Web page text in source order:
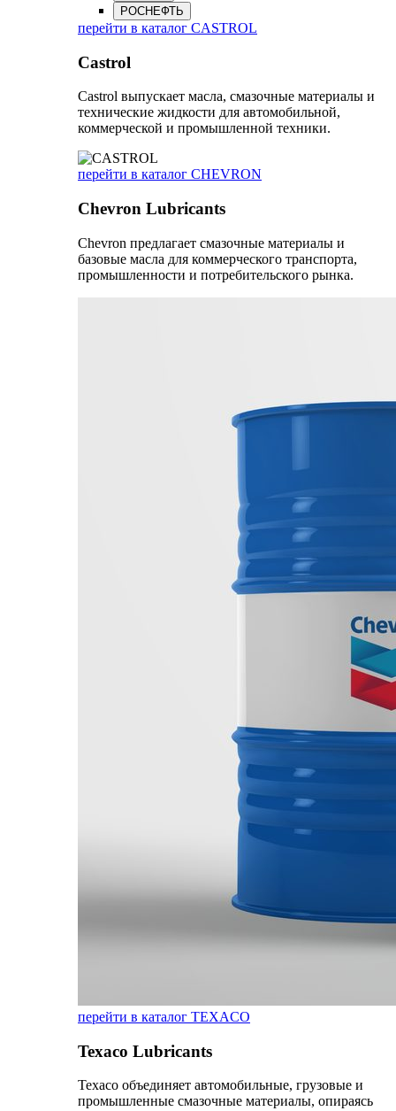
РОСНЕФТЬ
перейти в каталог CASTROL
Castrol
Castrol выпускает масла, смазочные материалы и
технические жидкости для автомобильной,
коммерческой и промышленной техники.
перейти в каталог CHEVRON
Chevron Lubricants
Chevron предлагает смазочные материалы и
базовые масла для коммерческого транспорта,
промышленности и потребительского рынка.
перейти в каталог TEXACO
Texaco Lubricants
Texaco объединяет автомобильные, грузовые и
промышленные смазочные материалы, опираясь